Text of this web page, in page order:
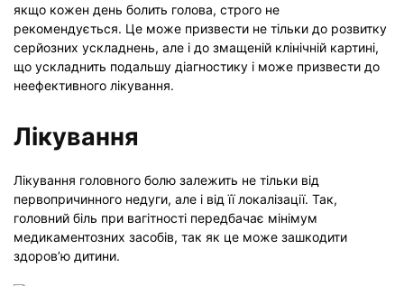
якщо кожен день болить голова, строго не
рекомендується. Це може призвести не тільки до розвитку
серйозних ускладнень, але і до змащеній клінічній картині,
що ускладнить подальшу діагностику і може призвести до
неефективного лікування.
Лікування
Лікування головного болю залежить не тільки від
первопричинного недуги, але і від її локалізації. Так,
головний біль при вагітності передбачає мінімум
медикаментозних засобів, так як це може зашкодити
здоров’ю дитини.